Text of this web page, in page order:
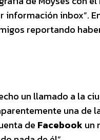
inbox”.
reportando
un llamado a la
una de
de Facebook un